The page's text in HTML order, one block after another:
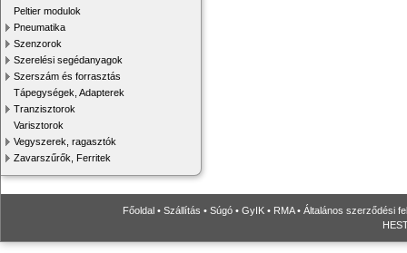
Peltier modulok
Pneumatika
Szenzorok
Szerelési segédanyagok
Szerszám és forrasztás
Tápegységek, Adapterek
Tranzisztorok
Varisztorok
Vegyszerek, ragasztók
Zavarszűrők, Ferritek
Főoldal • Szállítás • Súgó • GyIK • RMA• Általános szerződési